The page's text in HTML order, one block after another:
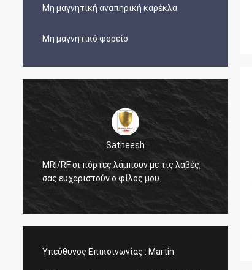
Μη μαγνητική αναπηρική καρέκλα
Μη μαγνητικό φορείο
Satheesh
MRI/RF οι πόρτες λάμπουν με τις λαβές,
σας ευχαριστούν ο φίλος μου.
Υπεύθυνος Επικοινωνίας : Martin